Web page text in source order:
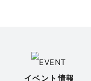
イベント情報